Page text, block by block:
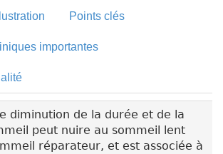
Points clés
importantes
diminution de la durée et de la
peut nuire au sommeil lent
réparateur, et est associée à